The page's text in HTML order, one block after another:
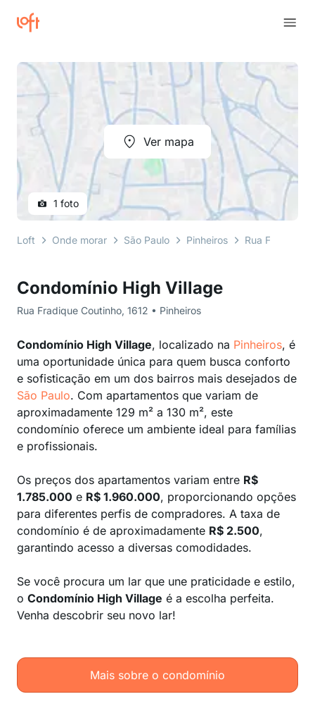
Condomínio High Village
Rua Fradique Coutinho, 1612 • Pinheiros
Condomínio High Village, localizado na Pinheiros, é
uma oportunidade única para quem busca conforto
e sofisticação em um dos bairros mais desejados de
São Paulo. Com apartamentos que variam de
aproximadamente 129 m² a 130 m², este
condomínio oferece um ambiente ideal para famílias
e profissionais.
Os preços dos apartamentos variam entre R$
1.785.000 e R$ 1.960.000, proporcionando opções
para diferentes perfis de compradores. A taxa de
condomínio é de aproximadamente R$ 2.500,
garantindo acesso a diversas comodidades.
Se você procura um lar que une praticidade e estilo,
o Condomínio High Village é a escolha perfeita.
Venha descobrir seu novo lar!
Mais sobre o condomínio
Ver mapa
1 foto
Loft Onde morar São Paulo Pinheiros Rua Fradique